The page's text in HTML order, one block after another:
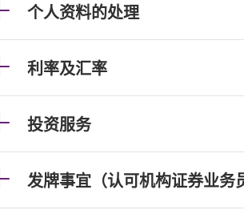
个人资料的处理
利率及汇率
投资服务
发牌事宜（认可机构证券业务